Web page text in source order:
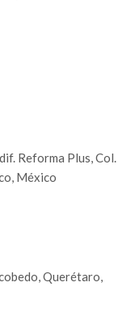
Reforma Plus, Col.
México
Querétaro,